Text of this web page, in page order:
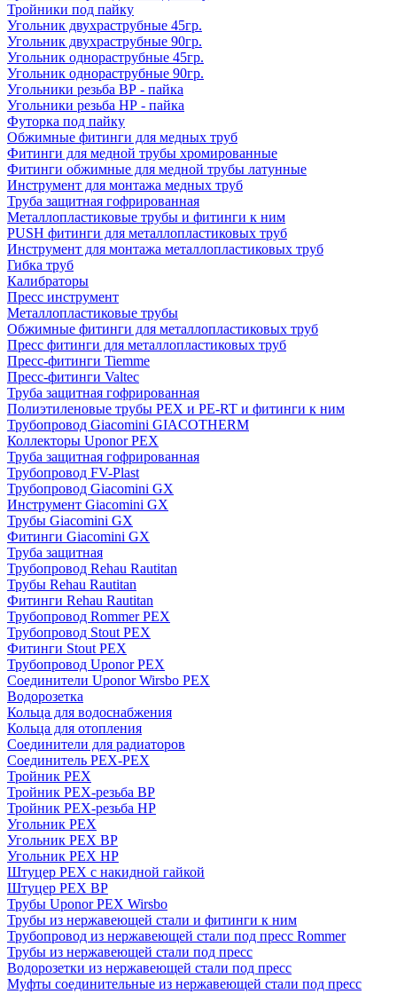
Тройники под пайку
Угольник двухраструбные 45гр.
Угольник двухраструбные 90гр.
Угольник однораструбные 45гр.
Угольник однораструбные 90гр.
Угольники резьба ВР - пайка
Угольники резьба НР - пайка
Футорка под пайку
Обжимные фитинги для медных труб
Фитинги для медной трубы хромированные
Фитинги обжимные для медной трубы латунные
Инструмент для монтажа медных труб
Труба защитная гофрированная
Металлопластиковые трубы и фитинги к ним
PUSH фитинги для металлопластиковых труб
Инструмент для монтажа металлопластиковых труб
Гибка труб
Калибраторы
Пресс инструмент
Металлопластиковые трубы
Обжимные фитинги для металлопластиковых труб
Пресс фитинги для металлопластиковых труб
Пресс-фитинги Tiemme
Пресс-фитинги Valtec
Труба защитная гофрированная
Полиэтиленовые трубы PEX и PE-RT и фитинги к ним
Трубопровод Giacomini GIACOTHERM
Коллекторы Uponor PEX
Труба защитная гофрированная
Трубопровод FV-Plast
Трубопровод Giacomini GX
Инструмент Giacomini GX
Трубы Giacomini GX
Фитинги Giacomini GX
Труба защитная
Трубопровод Rehau Rautitan
Трубы Rehau Rautitan
Фитинги Rehau Rautitan
Трубопровод Rommer PEX
Трубопровод Stout PEX
Фитинги Stout PEX
Трубопровод Uponor PEX
Соединители Uponor Wirsbo PEX
Водорозетка
Кольца для водоснабжения
Кольца для отопления
Соединители для радиаторов
Соединитель PEX-PEX
Тройник PEX
Тройник PEX-резьба ВР
Тройник PEX-резьба НР
Угольник PEX
Угольник PEX ВР
Угольник PEX НР
Штуцер PEX c накидной гайкой
Штуцер PEX ВР
Трубы Uponor PEX Wirsbo
Трубы из нержавеющей стали и фитинги к ним
Трубопровод из нержавеющей стали под пресс Rommer
Трубы из нержавеющей стали под пресс
Водорозетки из нержавеющей стали под пресс
Муфты соединительные из нержавеющей стали под пресс